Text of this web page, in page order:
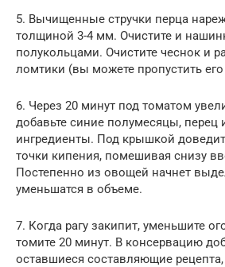
5. Вычищенные стручки перца
толщиной 3-4 мм. Очистите и
полукольцами. Очистите чеснок и
ломтики (вы можете пропустить его
6. Через 20 минут под томатом
добавьте синие полумесяцы, перец
ингредиенты. Под крышкой
точки кипения, помешивая снизу
Постепенно из овощей начнет
уменьшатся в объеме.
7. Когда рагу закипит, уменьшите
томите 20 минут. В консервацию
оставшиеся составляющие